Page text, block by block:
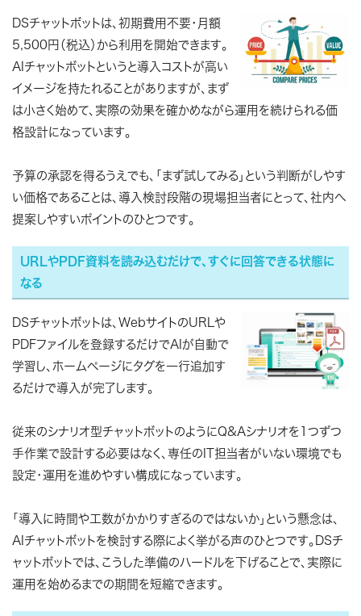
DSチャットボットは、初期費用不要・月額
5,500円（税込）から利用を開始できます。
AIチャットボットというと導入コストが高い
イメージを持たれることがありますが、まず
は小さく始めて、実際の効果を確かめながら運用を続けられる価
格設計になっています。
予算の承認を得るうえでも、「まず試してみる」という判断がしやす
い価格であることは、導入検討段階の現場担当者にとって、社内へ
提案しやすいポイントのひとつです。
URLやPDF資料を読み込むだけで、すぐに回答できる状態に
なる
DSチャットボットは、WebサイトのURLや
PDFファイルを登録するだけでAIが自動で
学習し、ホームページにタグを一行追加す
るだけで導入が完了します。
従来のシナリオ型チャットボットのようにQ&Aシナリオを1つずつ
手作業で設計する必要はなく、専任のIT担当者がいない環境でも
設定・運用を進めやすい構成になっています。
「導入に時間や工数がかかりすぎるのではないか」という懸念は、
AIチャットボットを検討する際によく挙がる声のひとつです。DSチ
ャットボットでは、こうした準備のハードルを下げることで、実際に
運用を始めるまでの期間を短縮できます。